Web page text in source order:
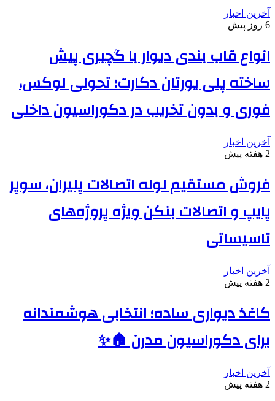
آخرین اخبار
6 روز پیش
انواع قاب بندی دیوار با گچبری پیش
ساخته پلی یورتان دکارت؛ تحولی لوکس،
فوری و بدون تخریب در دکوراسیون داخلی
آخرین اخبار
2 هفته پیش
فروش مستقیم لوله اتصالات پلیران، سوپر
پایپ و اتصالات بنکن ویژه پروژه‌های
تاسیساتی
آخرین اخبار
2 هفته پیش
کاغذ دیواری ساده؛ انتخابی هوشمندانه
برای دکوراسیون مدرن 🏠✨
آخرین اخبار
2 هفته پیش